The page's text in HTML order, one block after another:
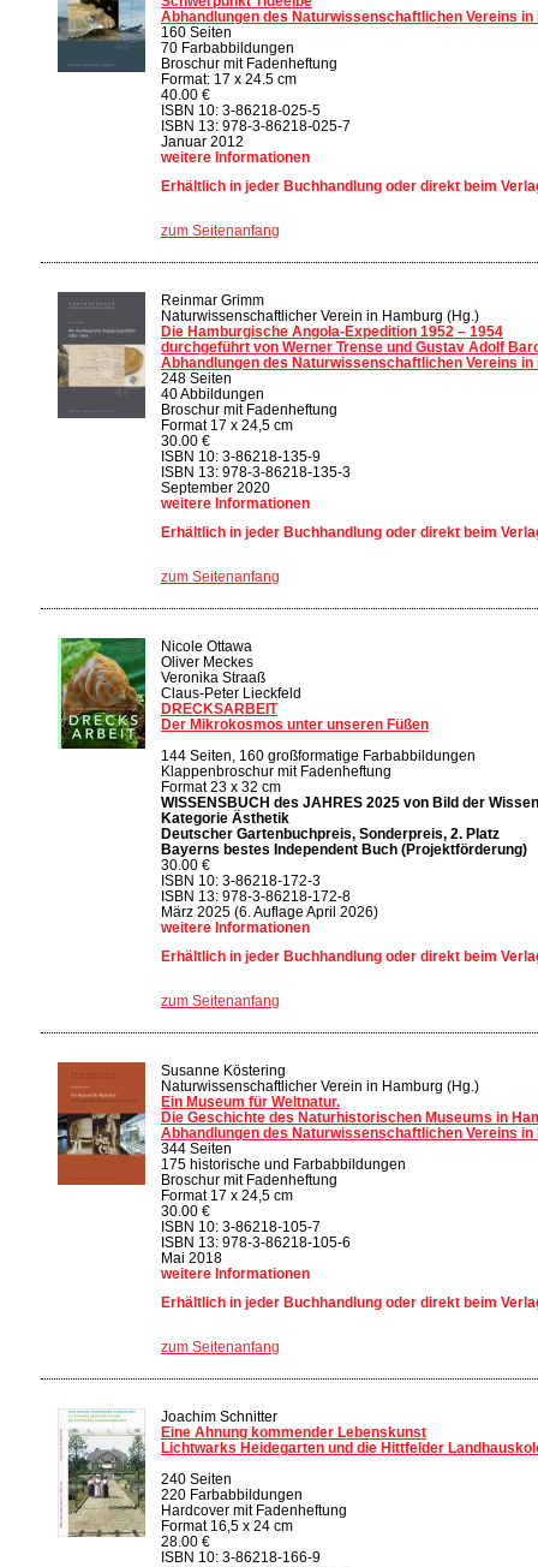
Abhandlungen des Naturwissenschaftlichen Vereins in
160 Seiten
70 Farbabbildungen
Broschur mit Fadenheftung
Format: 17 x 24.5 cm
40.00 €
ISBN 10: 3-86218-025-5
ISBN 13: 978-3-86218-025-7
Januar 2012
weitere Informationen
Erhältlich in jeder Buchhandlung oder direkt beim
zum Seitenanfang
Reinmar Grimm
Naturwissenschaftlicher Verein in Hamburg (Hg.)
Die Hamburgische Angola-Expedition 1952 – 1954
durchgeführt von Werner Trense und Gustav Adolf
Abhandlungen des Naturwissenschaftlichen Vereins in
248 Seiten
40 Abbildungen
Broschur mit Fadenheftung
Format 17 x 24,5 cm
30.00 €
ISBN 10: 3-86218-135-9
ISBN 13: 978-3-86218-135-3
September 2020
weitere Informationen
Erhältlich in jeder Buchhandlung oder direkt beim
zum Seitenanfang
Nicole Ottawa
Oliver Meckes
Veronika Straaß
Claus-Peter Lieckfeld
DRECKSARBEIT
Der Mikrokosmos unter unseren Füßen
144 Seiten, 160 großformatige Farbabbildungen
Klappenbroschur mit Fadenheftung
Format 23 x 32 cm
WISSENSBUCH des JAHRES 2025 von Bild der
Kategorie Ästhetik
Deutscher Gartenbuchpreis, Sonderpreis, 2. Platz
Bayerns bestes Independent Buch (Projektförderung)
30.00 €
ISBN 10: 3-86218-172-3
ISBN 13: 978-3-86218-172-8
März 2025 (6. Auflage April 2026)
weitere Informationen
Erhältlich in jeder Buchhandlung oder direkt beim
zum Seitenanfang
Susanne Köstering
Naturwissenschaftlicher Verein in Hamburg (Hg.)
Ein Museum für Weltnatur.
Die Geschichte des Naturhistorischen Museums in
Abhandlungen des Naturwissenschaftlichen Vereins in
344 Seiten
175 historische und Farbabbildungen
Broschur mit Fadenheftung
Format 17 x 24,5 cm
30.00 €
ISBN 10: 3-86218-105-7
ISBN 13: 978-3-86218-105-6
Mai 2018
weitere Informationen
Erhältlich in jeder Buchhandlung oder direkt beim
zum Seitenanfang
Joachim Schnitter
Eine Ahnung kommender Lebenskunst
Lichtwarks Heidegarten und die Hittfelder
240 Seiten
220 Farbabbildungen
Hardcover mit Fadenheftung
Format 16,5 x 24 cm
28.00 €
ISBN 10: 3-86218-166-9